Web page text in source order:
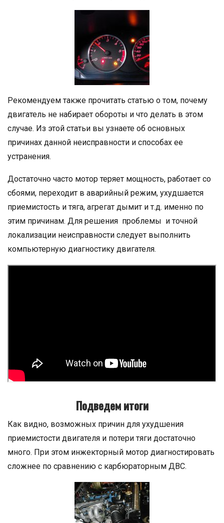
Рекомендуем также прочитать статью о том, почему
двигатель не набирает обороты и что делать в этом
случае. Из этой статьи вы узнаете об основных
причинах данной неисправности и способах ее
устранения.
Достаточно часто мотор теряет мощность, работает со
сбоями, переходит в аварийный режим, ухудшается
приемистость и тяга, агрегат дымит и т.д. именно по
этим причинам. Для решения проблемы и точной
локализации неисправности следует выполнить
компьютерную диагностику двигателя.
Подведем итоги
Как видно, возможных причин для ухудшения
приемистости двигателя и потери тяги достаточно
много. При этом инжекторный мотор диагностировать
сложнее по сравнению с карбюраторным ДВС.